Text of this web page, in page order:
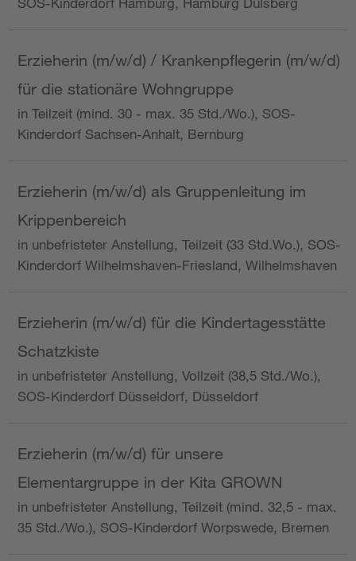
Erzieherin (m/w/d) / Krankenpflegerin (m/w/d)
für die stationäre Wohngruppe
in Teilzeit (mind. 30 - max. 35 Std./Wo.), SOS-
Kinderdorf Sachsen-Anhalt, Bernburg
Erzieherin (m/w/d) als Gruppenleitung im
Krippenbereich
in unbefristeter Anstellung, Teilzeit (33 Std.Wo.), SOS-
Kinderdorf Wilhelmshaven-Friesland, Wilhelmshaven
Erzieherin (m/w/d) für die Kindertagesstätte
Schatzkiste
in unbefristeter Anstellung, Vollzeit (38,5 Std./Wo.),
SOS-Kinderdorf Düsseldorf, Düsseldorf
Erzieherin (m/w/d) für unsere
Elementargruppe in der Kita GROWN
in unbefristeter Anstellung, Teilzeit (mind. 32,5 - max.
35 Std./Wo.), SOS-Kinderdorf Worpswede, Bremen